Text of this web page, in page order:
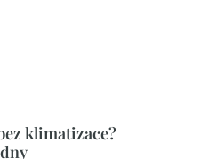
klimatizace?